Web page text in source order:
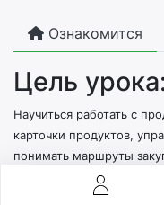
Ознакомится
Цель урока:
Научиться работать с
карточки продуктов,
понимать маршруты